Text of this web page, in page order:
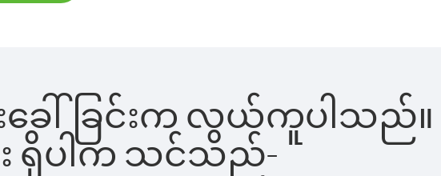
းခေါ်ခြင်းက လွယ်ကူပါသည်။
း ရှိပါက သင်သည်-